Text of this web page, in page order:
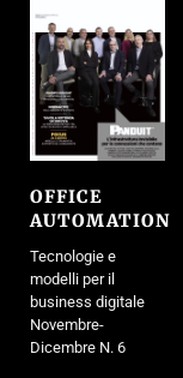
OFFICE
AUTOMATION
Tecnologie e
modelli per il
business digitale
Novembre-
Dicembre N. 6